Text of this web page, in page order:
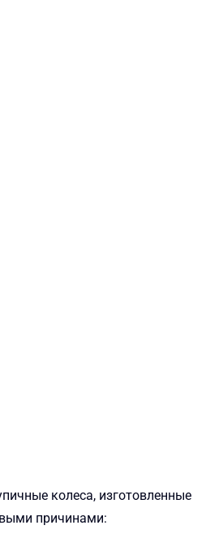
колеса, изготовленные
причинами: